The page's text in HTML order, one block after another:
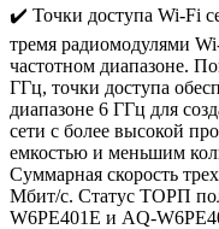
✔️ Точки доступа Wi-Fi
тремя радиомодулями
частотном диапазоне.
ГГц, точки доступа
диапазоне 6 ГГц для
сети с более высокой
емкостью и меньшим
Суммарная скорость
Мбит/c. Статус ТОРП
W6PE401E и AQ-